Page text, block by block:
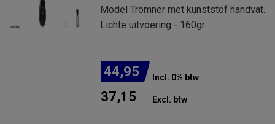
Model Trömner met kunststof handvat.
Lichte uitvoering - 160gr.
44,95 Incl. 0% btw
37,15 Excl. btw